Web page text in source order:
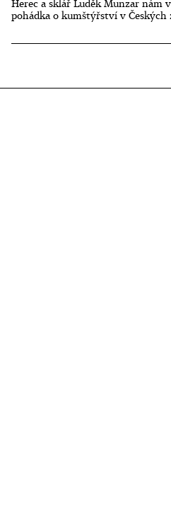
Herec a sklář Luděk Munzar nám
pohádka o kumštýřství v Českých